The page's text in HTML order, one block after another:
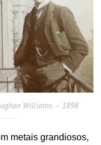
Williams – 1898
metais grandiosos,